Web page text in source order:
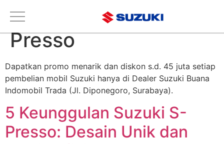
Tag:
Harga Suzuki S-
Presso
Dapatkan promo menarik dan diskon s.d. 45 juta setiap
pembelian mobil Suzuki hanya di Dealer Suzuki Buana
Indomobil Trada (Jl. Diponegoro, Surabaya).
5 Keunggulan Suzuki S-
Presso: Desain Unik dan